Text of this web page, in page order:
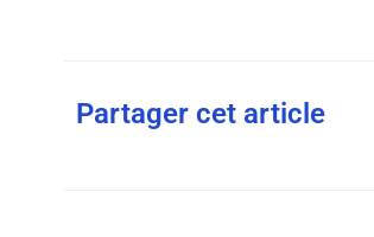
Partager cet article